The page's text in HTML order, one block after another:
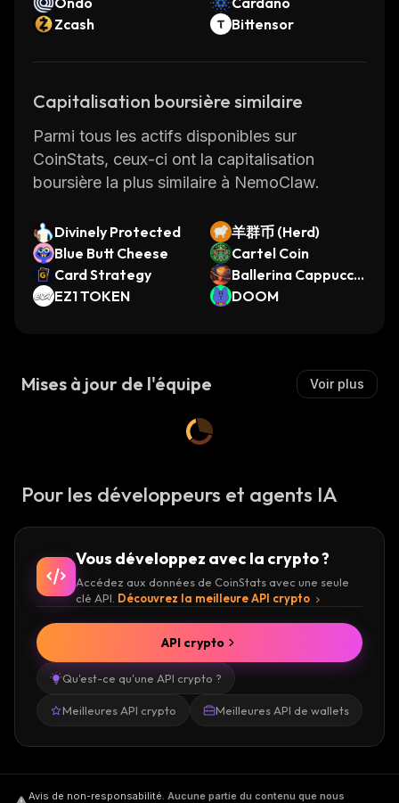
Zcash
Bittensor
Capitalisation boursière similaire
Parmi tous les actifs disponibles sur
CoinStats, ceux-ci ont la capitalisation
boursière la plus similaire à NemoClaw.
Divinely Protected
羊群币 (Herd)
Blue Butt Cheese
Cartel Coin
Card Strategy
Ballerina Cappuccin
a
EZ1 TOKEN DOOM
Mises à jour de l'équipe Voir plus
Pour les développeurs et agents IA
Vous développez avec la crypto ?
Accédez aux données de CoinStats avec une seule
clé API. Découvrez la meilleure API crypto
Qu'est-ce qu'une API crypto ?
Meilleures API crypto Meilleures API de wallets
API crypto
Avis de non-responsabilité. Aucune partie du contenu que nous